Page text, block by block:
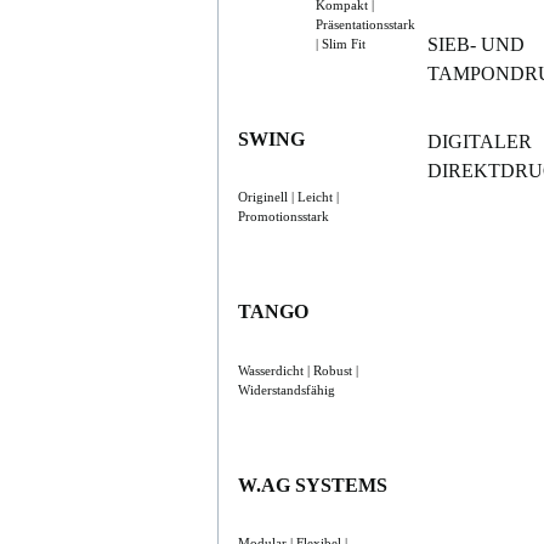
Kompakt |
Präsentationsstark
| Slim Fit
SWING
Originell | Leicht |
Promotionsstark
TANGO
Wasserdicht | Robust |
Widerstandsfähig
W.AG SYSTEMS
SIEB- UND
DIGITALER